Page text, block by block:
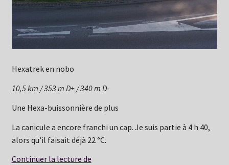
Hexatrek en nobo
10,5 km / 353 m D+ / 340 m D-
Une Hexa-buissonnière de plus
La canicule a encore franchi un cap. Je suis partie à 4 h 40,
alors qu’il faisait déjà 22 °C.
Continuer la lecture deVendred